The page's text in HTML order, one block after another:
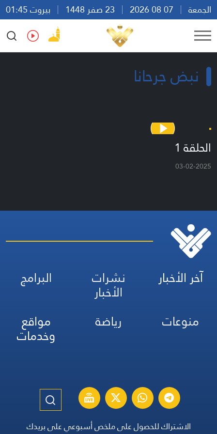
الجمعة
بيروت 01:45
Ar
En Fr Es
نبض جرحانا
الحلقة 1
03-02-2025
آخر الأخبار نشرات
الأخبار
البرامج
منوعات
رياضة مواقع
وخدمات
الاشتراك للحصول على ملخص أسبوعي على بريدك